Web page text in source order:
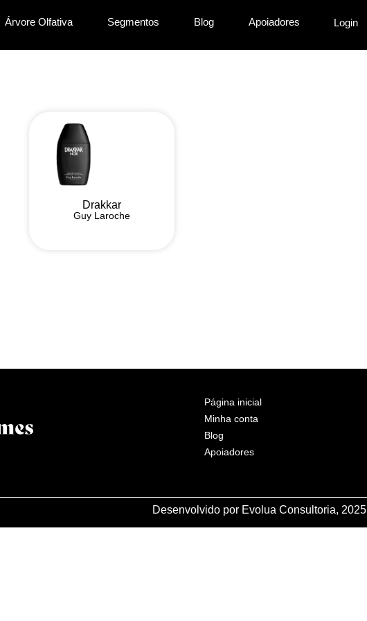
Árvore Olfativa Segmentos Blog Apoiadores Login
Drakkar
Guy Laroche
Página inicial
Minha conta
Blog
Apoiadores
Desenvolvido por Evolua Consultoria, 2025